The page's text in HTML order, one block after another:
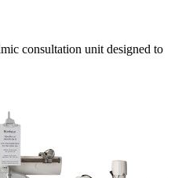
consultation unit designed to